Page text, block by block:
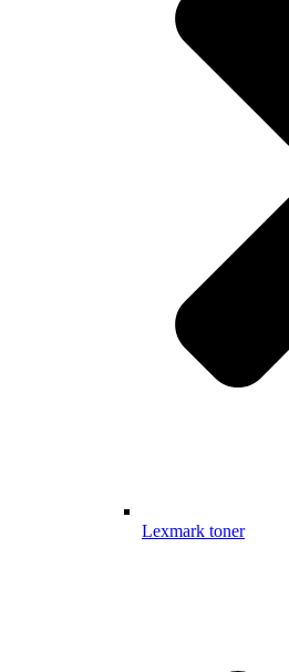
Lexmark toner